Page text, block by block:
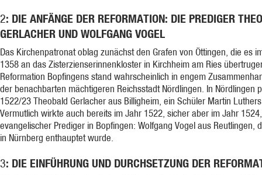
2: DIE ANFÄNGE DER REFORMATION: DIE PREDIGER
GERLACHER UND WOLFGANG VOGEL
Das Kirchenpatronat oblag zunächst den Grafen von Öttingen, die es
1358 an das Zisterzienserinnenkloster in Kirchheim am Ries
Reformation Bopfingens stand wahrscheinlich in engem
der benachbarten mächtigeren Reichsstadt Nördlingen. In Nördlingen
1522/23 Theobald Gerlacher aus Billigheim, ein Schüler Martin
Vermutlich wirkte auch bereits im Jahr 1522, sicher aber im Jahr
evangelischer Prediger in Bopfingen: Wolfgang Vogel aus Reutlingen,
in Nürnberg enthauptet wurde.
3: DIE EINFÜHRUNG UND DURCHSETZUNG DER